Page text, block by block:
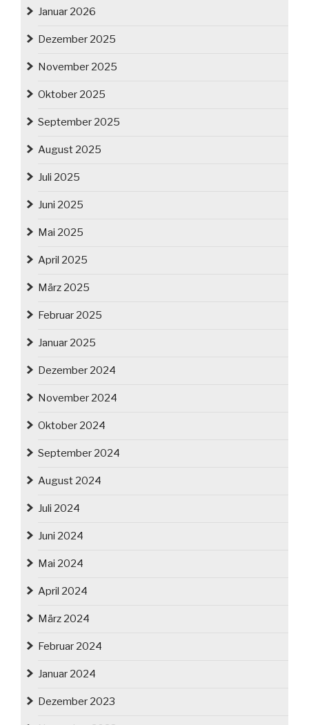
Januar 2026
Dezember 2025
November 2025
Oktober 2025
September 2025
August 2025
Juli 2025
Juni 2025
Mai 2025
April 2025
März 2025
Februar 2025
Januar 2025
Dezember 2024
November 2024
Oktober 2024
September 2024
August 2024
Juli 2024
Juni 2024
Mai 2024
April 2024
März 2024
Februar 2024
Januar 2024
Dezember 2023